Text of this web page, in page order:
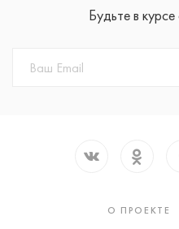
Будьте в
О ПРОЕКТЕ